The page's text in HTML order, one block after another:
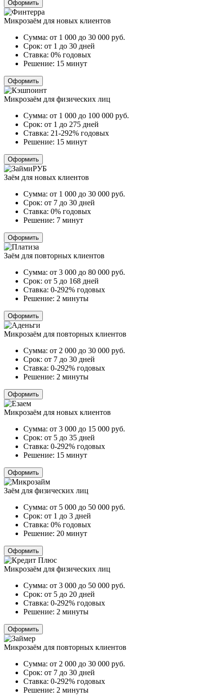
Оформить
Микрозаём для новых клиентов
Сумма: от 1 000 до 30 000 руб.
Срок: от 1 до 30 дней
Ставка: 0% годовых
Решение: 15 минут
Оформить
Микрозаём для физических лиц
Сумма: от 1 000 до 100 000 руб.
Срок: от 1 до 275 дней
Ставка: 21-292% годовых
Решение: 15 минут
Оформить
Заём для новых клиентов
Сумма: от 1 000 до 30 000 руб.
Срок: от 7 до 30 дней
Ставка: 0% годовых
Решение: 7 минут
Оформить
Заём для повторных клиентов
Сумма: от 3 000 до 80 000 руб.
Срок: от 5 до 168 дней
Ставка: 0-292% годовых
Решение: 2 минуты
Оформить
Микрозаём для повторных клиентов
Сумма: от 2 000 до 30 000 руб.
Срок: от 7 до 30 дней
Ставка: 0-292% годовых
Решение: 2 минуты
Оформить
Микрозаём для новых клиентов
Сумма: от 3 000 до 15 000 руб.
Срок: от 5 до 35 дней
Ставка: 0-292% годовых
Решение: 15 минут
Оформить
Заём для физических лиц
Сумма: от 5 000 до 50 000 руб.
Срок: от 1 до 3 дней
Ставка: 0% годовых
Решение: 20 минут
Оформить
Микрозаём для физических лиц
Сумма: от 3 000 до 50 000 руб.
Срок: от 5 до 20 дней
Ставка: 0-292% годовых
Решение: 2 минуты
Оформить
Микрозаём для повторных клиентов
Сумма: от 2 000 до 30 000 руб.
Срок: от 7 до 30 дней
Ставка: 0-292% годовых
Решение: 2 минуты